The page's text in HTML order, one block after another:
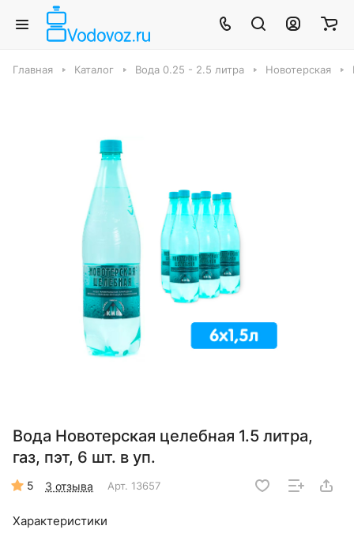
Главная Каталог Вода 0.25 - 2.5 литра Новотерская
Вода Новотерская целебная 1.5 литра,
газ, пэт, 6 шт. в уп.
5 3 отзыва Арт. 13657
Характеристики